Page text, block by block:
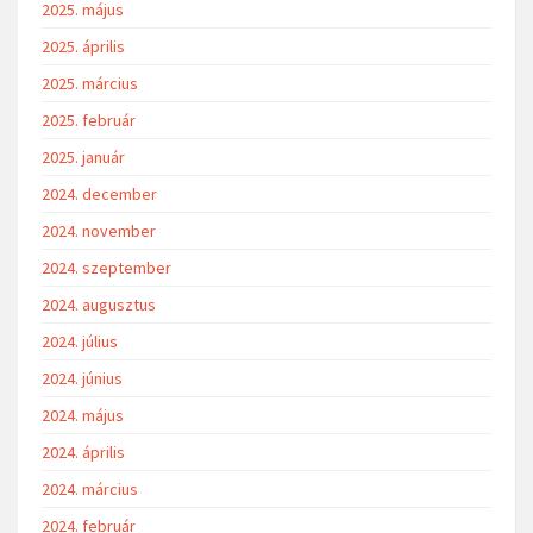
2025. május
2025. április
2025. március
2025. február
2025. január
2024. december
2024. november
2024. szeptember
2024. augusztus
2024. július
2024. június
2024. május
2024. április
2024. március
2024. február